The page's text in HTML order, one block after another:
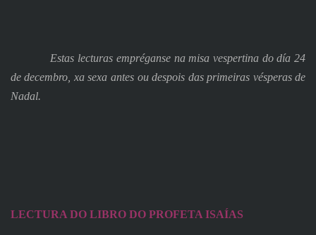
Estas lecturas empréganse na misa vespertina do día 24
de decembro, xa sexa antes ou despois das primeiras vésperas de
Nadal.
LECTURA DO LIBRO DO PROFETA ISAÍAS